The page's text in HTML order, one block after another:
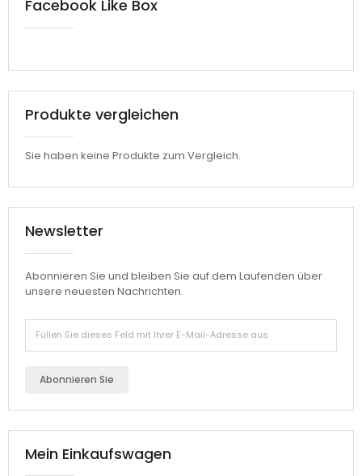
Facebook Like Box
Produkte vergleichen
Sie haben keine Produkte zum Vergleich.
Newsletter
Abonnieren Sie und bleiben Sie auf dem Laufenden über
unsere neuesten Nachrichten.
Abonnieren Sie
Mein Einkaufswagen